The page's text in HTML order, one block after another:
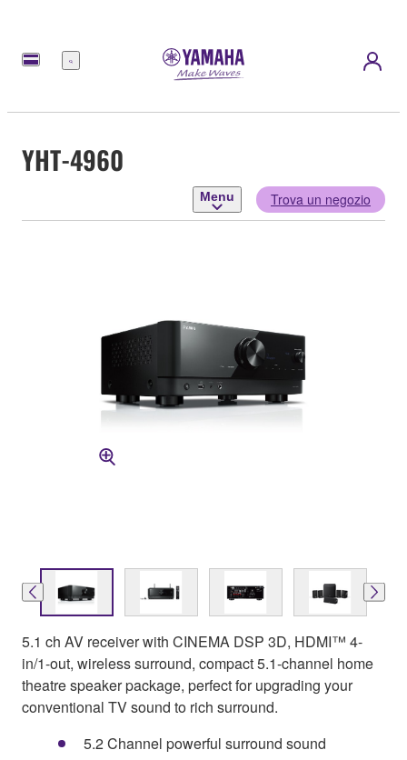
Menu
YHT-4960
Menu Trova un negozio
5.1 ch AV receiver with CINEMA DSP 3D, HDMI™ 4-
in/1-out, wireless surround, compact 5.1-channel home
theatre speaker package, perfect for upgrading your
conventional TV sound to rich surround.
5.2 Channel powerful surround sound